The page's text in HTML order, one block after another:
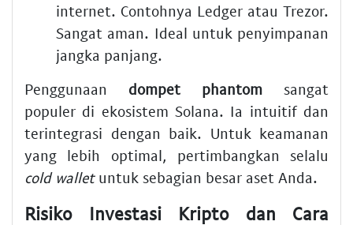
internet. Contohnya Ledger atau Trezor.
Sangat aman. Ideal untuk penyimpanan
jangka panjang.
Penggunaan dompet phantom sangat
populer di ekosistem Solana. Ia intuitif dan
terintegrasi dengan baik. Untuk keamanan
yang lebih optimal, pertimbangkan selalu
cold walletuntuk sebagian besar aset Anda.
Risiko Investasi Kripto dan Cara